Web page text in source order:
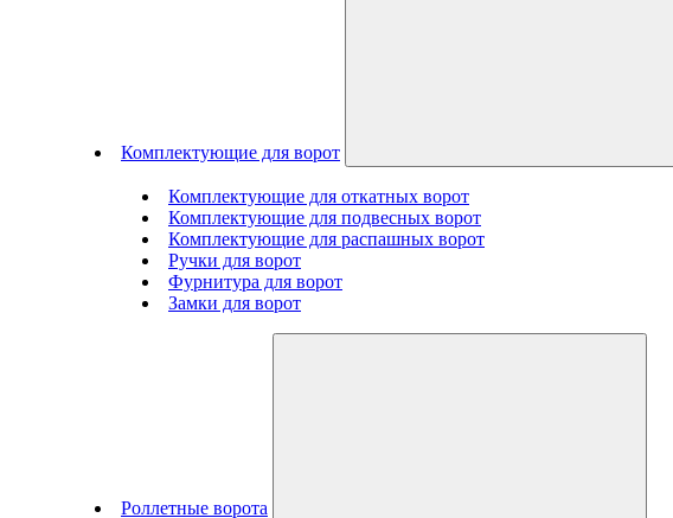
Комплектующие для ворот
Комплектующие для откатных ворот
Комплектующие для подвесных ворот
Комплектующие для распашных ворот
Ручки для ворот
Фурнитура для ворот
Замки для ворот
Роллетные ворота